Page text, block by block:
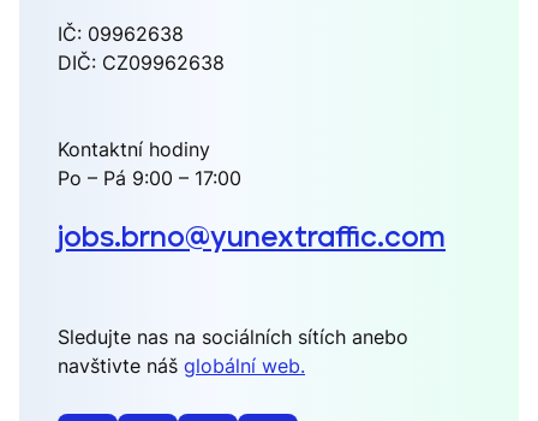
IČ: 09962638
DIČ: CZ09962638
Kontaktní hodiny
Po – Pá 9:00 – 17:00
jobs.brno@yunextraffic.com
Sledujte nas na sociálních sítích anebo
navštivte náš globální web.